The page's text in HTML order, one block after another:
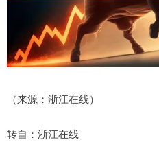
（来源：浙江在线）
转自：浙江在线